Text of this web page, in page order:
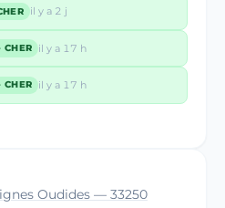
il y a 2 j
CHER il y a 17 h
CHER il y a 17 h
Oudides — 33250